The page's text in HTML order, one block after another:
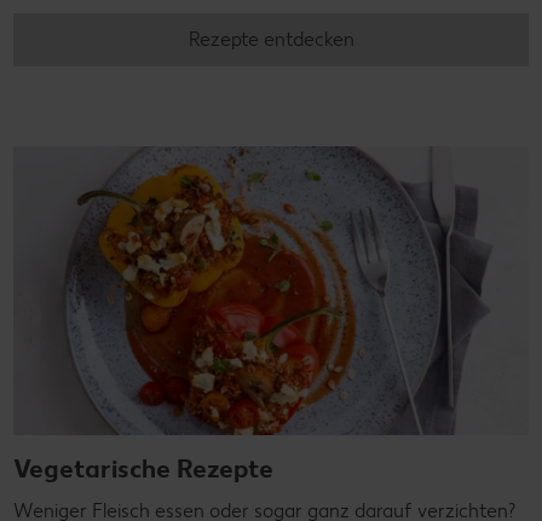
Rezepte entdecken
Vegetarische Rezepte
Weniger Fleisch essen oder sogar ganz darauf verzichten?